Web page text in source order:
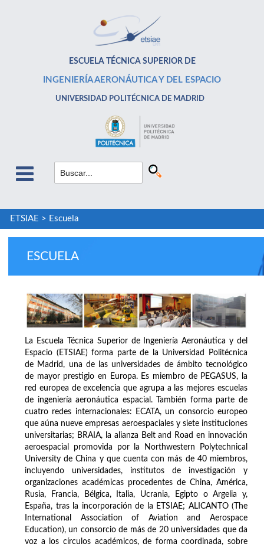
ESCUELA TÉCNICA SUPERIOR DE
INGENIERÍA AERONÁUTICA Y DEL ESPACIO
UNIVERSIDAD POLITÉCNICA DE MADRID
ETSIAE > Escuela
ESCUELA
La Escuela Técnica Superior de Ingeniería Aeronáutica y del
Espacio (ETSIAE) forma parte de la Universidad Politécnica
de Madrid, una de las universidades de ámbito tecnológico
de mayor prestigio en Europa. Es miembro de PEGASUS, la
red europea de excelencia que agrupa a las mejores escuelas
de ingeniería aeronáutica espacial. También forma parte de
cuatro redes internacionales: ECATA, un consorcio europeo
que aúna nueve empresas aeroespaciales y siete instituciones
universitarias; BRAIA, la alianza Belt and Road en innovación
aeroespacial promovida por la Northwestern Polytechnical
University de China y que cuenta con más de 40 miembros,
incluyendo universidades, institutos de investigación y
organizaciones académicas procedentes de China, América,
Rusia, Francia, Bélgica, Italia, Ucrania, Egipto o Argelia y,
España, tras la incorporación de la ETSIAE; ALICANTO (The
International Association of Aviation and Aerospace
Education), un consorcio de más de 20 universidades que da
voz a los círculos académicos, de forma coordinada, sobre